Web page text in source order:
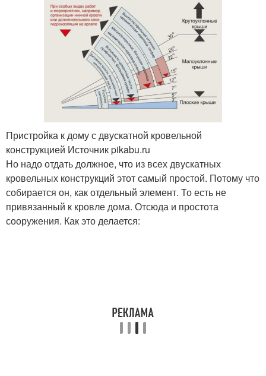
Пристройка к дому с двускатной кровельной
конструкцией Источник pikabu.ru
Но надо отдать должное, что из всех двускатных
кровельных конструкций этот самый простой. Потому что
собирается он, как отдельный элемент. То есть не
привязанный к кровле дома. Отсюда и простота
сооружения. Как это делается: